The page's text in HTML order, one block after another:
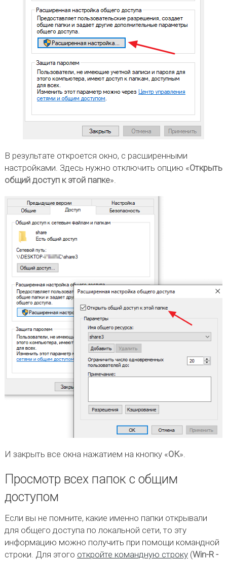
В результате откроется окно, с расширенными
настройками. Здесь нужно отключить опцию «Открыть
общий доступ к этой папке».
И закрыть все окна нажатием на кнопку «ОК».
Просмотр всех папок с общим
доступом
Если вы не помните, какие именно папки открывали
для общего доступа по локальной сети, то эту
информацию можно получить при помощи командной
строки. Для этого откройте командную строку(Win-R -